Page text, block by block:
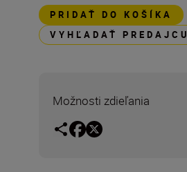
PRIDAŤ DO KOŠÍKA
VYHĽADAŤ PREDAJCU
Možnosti zdieľania